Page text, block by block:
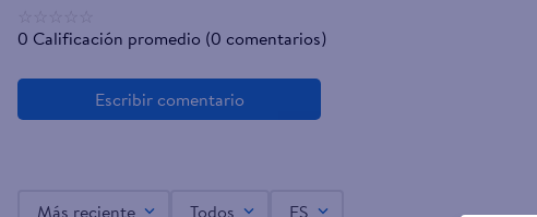
0 Calificación promedio (0 comentarios)
Más reciente Todos ES